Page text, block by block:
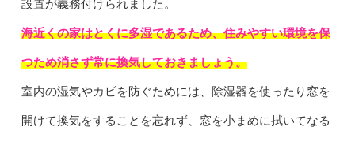
設置が義務付けられました。
海近くの家はとくに多湿であるため、住みやすい環境を保
つため消さず常に換気しておきましょう。
室内の湿気やカビを防ぐためには、除湿器を使ったり窓を
開けて換気をすることを忘れず、窓を小まめに拭いてなる